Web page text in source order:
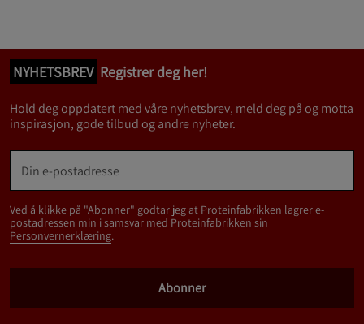
NYHETSBREV Registrer deg her!
Hold deg oppdatert med våre nyhetsbrev, meld deg på og motta
inspirasjon, gode tilbud og andre nyheter.
Ved å klikke på "Abonner" godtar jeg at Proteinfabrikken lagrer e-
postadressen min i samsvar med Proteinfabrikken sin
Personvernerklæring.
Abonner